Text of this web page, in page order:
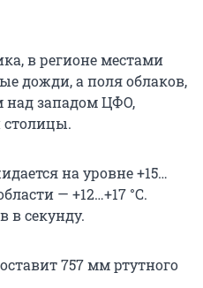
в регионе местами
дожди, а поля облаков,
западом ЦФО,
столицы.
на уровне +15…
— +12…+17 °С.
в секунду.
757 мм ртутного